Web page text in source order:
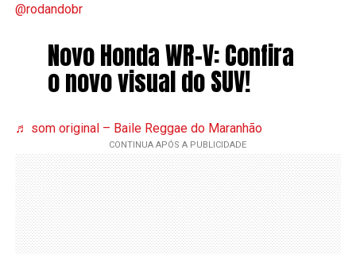
@rodandobr
Novo Honda WR-V: Confira
o novo visual do SUV!
♬ som original – Baile Reggae do Maranhão